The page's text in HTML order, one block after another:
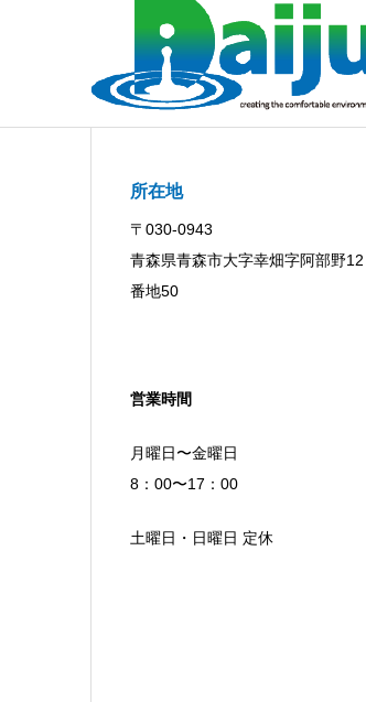
所在地
〒030-0943
青森県青森市大字幸畑字阿部野12
番地50
営業時間
月曜日〜金曜日
8：00〜17：00
土曜日・日曜日 定休